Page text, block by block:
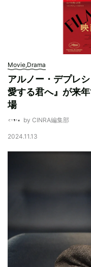
Movie,Drama
アルノー・デプレ
愛する君へ』が来
場
by CINRA編集部
2024.11.13